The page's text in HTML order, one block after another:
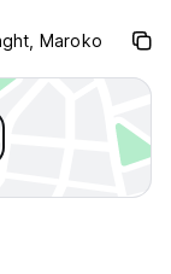
Maroko